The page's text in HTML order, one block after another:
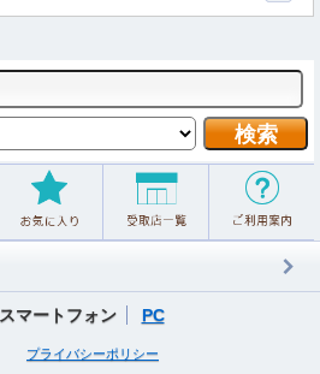
スマートフォン PC
プライバシーポリシー